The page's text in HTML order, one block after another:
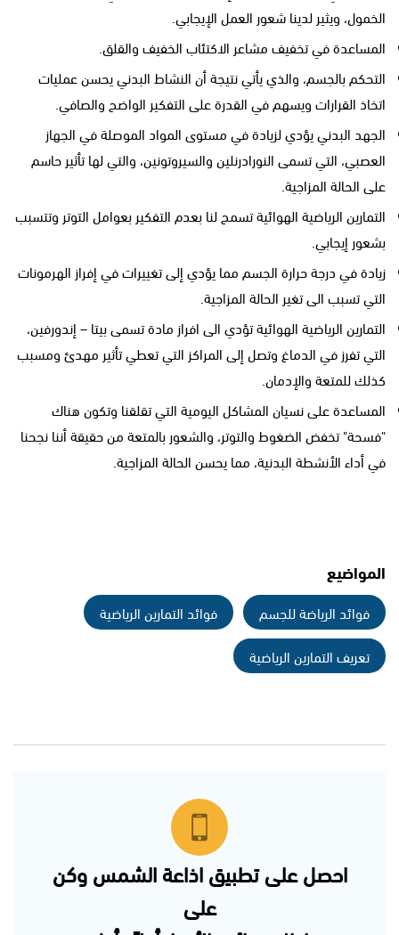
الخمول، ويثير لدينا شعور العمل الإيجابي.
المساعدة في تخفيف مشاعر الاكتئاب الخفيف والقلق.
التحكم بالجسم، والذي يأتي نتيجة أن النشاط البدني يحسن عمليات
اتخاذ القرارات ويسهم في القدرة على التفكير الواضح والصافي.
الجهد البدني يؤدي لزيادة في مستوى المواد الموصلة في الجهاز
العصبي، التي تسمى النورادرنلين والسيروتونين، والتي لها تأثير حاسم
على الحالة المزاجية.
التمارين الرياضية الهوائية تسمح لنا بعدم التفكير بعوامل التوتر وتتسبب
بشعور إيجابي.
زيادة في درجة حرارة الجسم مما يؤدي إلى تغييرات في إفراز الهرمونات
التي تسبب الى تغير الحالة المزاجية.
التمارين الرياضية الهوائية تؤدي الى افراز مادة تسمى بيتا – إندورفين،
التي تفرز في الدماغ وتصل إلى المراكز التي تعطي تأثير مهدئ ومسبب
كذلك للمتعة والإدمان.
المساعدة على نسيان المشاكل اليومية التي تقلقنا وتكون هناك
"فسحة" تخفض الضغوط والتوتر، والشعور بالمتعة من حقيقة أننا نجحنا
في أداء الأنشطة البدنية، مما يحسن الحالة المزاجية.
المواضيع
فوائد الرياضة للجسم
فوائد التمارين الرياضية
تعريف التمارين الرياضية
احصل على تطبيق اذاعة الشمس وكن
على